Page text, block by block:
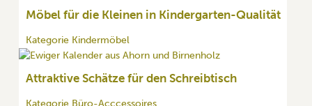
Möbel für die Kleinen in Kindergarten-Qualität
Kategorie Kindermöbel
Attraktive Schätze für den Schreibtisch
Kategorie Büro-Acccessoires